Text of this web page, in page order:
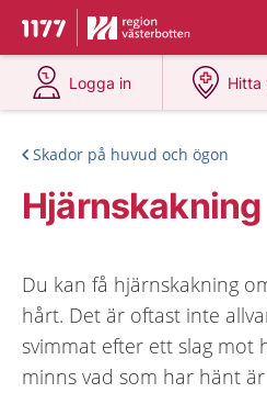
Till startsidan för 1177
Du har valt region
Logga in
på 1177.se
Hitta
på
Skador på huvud och ögon
Hjärnskakning
Du kan få hjärnskakning
hårt. Det är oftast inte
svimmat efter ett slag mot
minns vad som har hänt